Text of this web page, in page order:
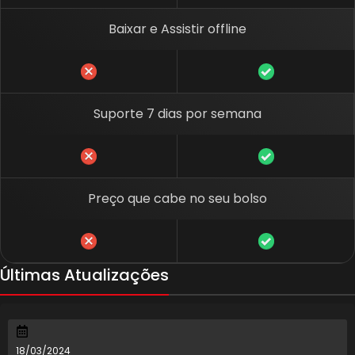
Baixar e Assistir offline
Suporte 7 dias por semana
Preço que cabe no seu bolso
Últimas Atualizações
18/03/2024